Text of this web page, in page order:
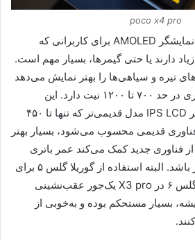
poco x4 pro
همراه بودن مدل جدید با نمایشگر AMOLED برای کاربرانی که
دارند یا حتی گیمرها، بسیار مهم است.
تیره و سیاهی‌ها را بهتر نمایش می‌دهد
و همچنین روشنایی بیشتری در حد ۷۰۰ تا ۱۲۰۰ نیت دارد. این
سیستم در مقابل نمایشگر IPS LCD مدل قدیمی‌تر که تنها تا ۴۵۰
قدیمی محسوب می‌شود، بسیار بهتر
فناوری جدید کمک می‌کند عمر باتری
Poco X3 pro بسیار بهتر باشد. البته استفاده از گوریلا گلس ۵ برای
X4 pro نسبت به گوریلا گلس ۶ در X3 pro یک‌جور عقب‌نشینی
بسیار مستحکم بوده و به‌خوبی از